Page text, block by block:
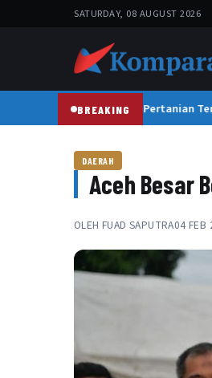
SATURDAY, 08 AUGUST 2026
BREAKING
PRR Kebut Pemulihan Pertanian
DAERAH
Aceh Besar
OLEH FUAD SAPUTRA04 FEB